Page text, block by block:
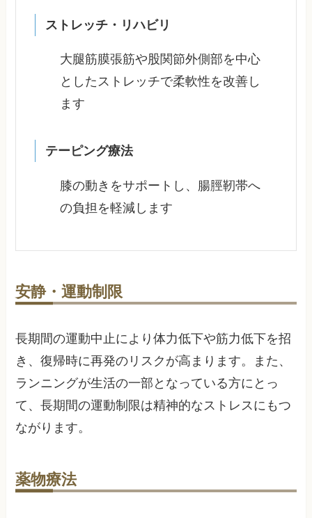
ストレッチ・リハビリ
大腿筋膜張筋や股関節外側部を中心
としたストレッチで柔軟性を改善し
ます
テーピング療法
膝の動きをサポートし、腸脛靭帯へ
の負担を軽減します
安静・運動制限
長期間の運動中止により体力低下や筋力低下を招
き、復帰時に再発のリスクが高まります。また、
ランニングが生活の一部となっている方にとっ
て、長期間の運動制限は精神的なストレスにもつ
ながります。
薬物療法